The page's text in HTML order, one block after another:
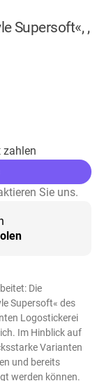
Supersoft«, ,
zahlen
Sie uns.
Die
Supersoft« des
Logostickerei
Im Hinblick auf
Varianten
und bereits
werden können.